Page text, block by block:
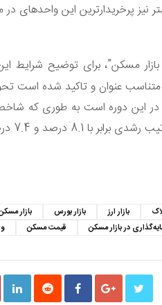
مسکن”، برای توضیح شرایط این
عنوان و تاکید شده است
نرخ تورم در این دوره است به طوری
درصد را نشان می دهد.
بازار ارز بازار بورس بازار
در بازار مسکن قیمت مسکن